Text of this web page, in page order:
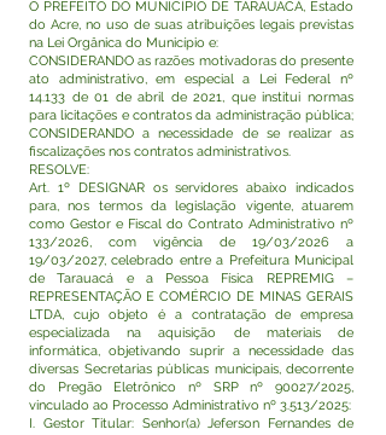
O PREFEITO DO MUNICÍPIO DE TARAUACÁ, Estado
do Acre, no uso de suas atribuições legais previstas
na Lei Orgânica do Município e:
CONSIDERANDO as razões motivadoras do presente
ato administrativo, em especial a Lei Federal nº
14.133 de 01 de abril de 2021, que institui normas
para licitações e contratos da administração pública;
CONSIDERANDO a necessidade de se realizar as
fiscalizações nos contratos administrativos.
RESOLVE:
Art. 1º DESIGNAR os servidores abaixo indicados
para, nos termos da legislação vigente, atuarem
como Gestor e Fiscal do Contrato Administrativo nº
133/2026, com vigência de 19/03/2026 a
19/03/2027, celebrado entre a Prefeitura Municipal
de Tarauacá e a Pessoa Física REPREMIG –
REPRESENTAÇÃO E COMÉRCIO DE MINAS GERAIS
LTDA, cujo objeto é a contratação de empresa
especializada na aquisição de materiais de
informática, objetivando suprir a necessidade das
diversas Secretarias públicas municipais, decorrente
do Pregão Eletrônico nº SRP nº 90027/2025,
vinculado ao Processo Administrativo nº 3.513/2025:
I. Gestor Titular: Senhor(a) Jeferson Fernandes de